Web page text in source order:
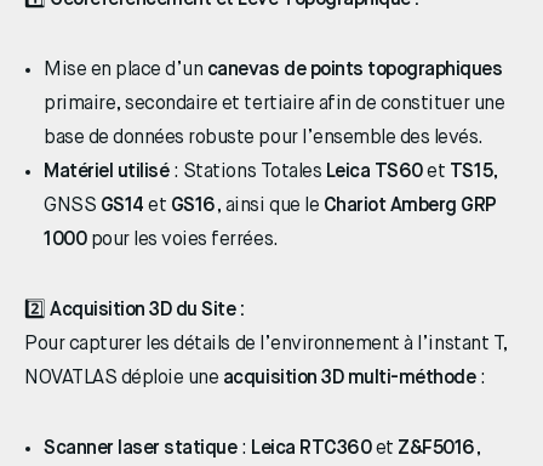
Mise en place d’un canevas de points topographiques
primaire, secondaire et tertiaire afin de constituer une
base de données robuste pour l’ensemble des levés.
Matériel utilisé: Stations Totales Leica TS60et TS15,
GNSS GS14 et GS16, ainsi que le Chariot Amberg GRP
1000pour les voies ferrées.
2️⃣Acquisition 3D du Site :
Pour capturer les détails de l’environnement à l’instant T,
NOVATLAS déploie une acquisition 3D multi-méthode:
Scanner laser statique: Leica RTC360et Z&F5016,